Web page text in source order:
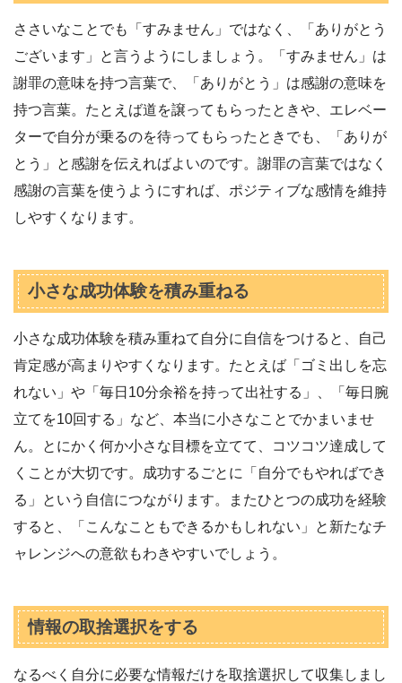
ささいなことでも「すみません」ではなく、「ありがとう
ございます」と言うようにしましょう。「すみません」は
謝罪の意味を持つ言葉で、「ありがとう」は感謝の意味を
持つ言葉。たとえば道を譲ってもらったときや、エレベー
ターで自分が乗るのを待ってもらったときでも、「ありが
とう」と感謝を伝えればよいのです。謝罪の言葉ではなく
感謝の言葉を使うようにすれば、ポジティブな感情を維持
しやすくなります。
小さな成功体験を積み重ねる
小さな成功体験を積み重ねて自分に自信をつけると、自己
肯定感が高まりやすくなります。たとえば「ゴミ出しを忘
れない」や「毎日10分余裕を持って出社する」、「毎日腕
立てを10回する」など、本当に小さなことでかまいませ
ん。とにかく何か小さな目標を立てて、コツコツ達成して
くことが大切です。成功するごとに「自分でもやればでき
る」という自信につながります。またひとつの成功を経験
すると、「こんなこともできるかもしれない」と新たなチ
ャレンジへの意欲もわきやすいでしょう。
情報の取捨選択をする
なるべく自分に必要な情報だけを取捨選択して収集しまし